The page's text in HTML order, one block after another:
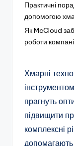
Практичні
допомогою
Як McCloud
роботи
Хмарні
прагнуть
підвищити
комплексні